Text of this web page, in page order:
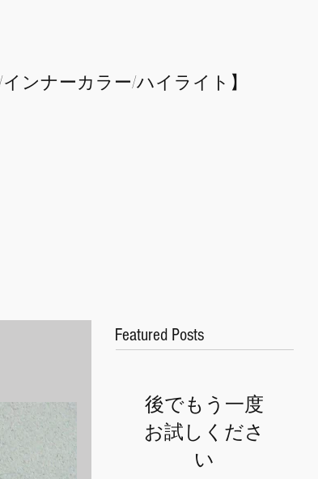
ンナーカラー/​ハイライト】
Featured Posts
後でもう一度
お試しくださ
い